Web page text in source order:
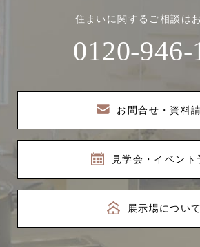
住まいに関するご相談は
0120-946-
お問合せ・資料
見学会・イベント
展示場について